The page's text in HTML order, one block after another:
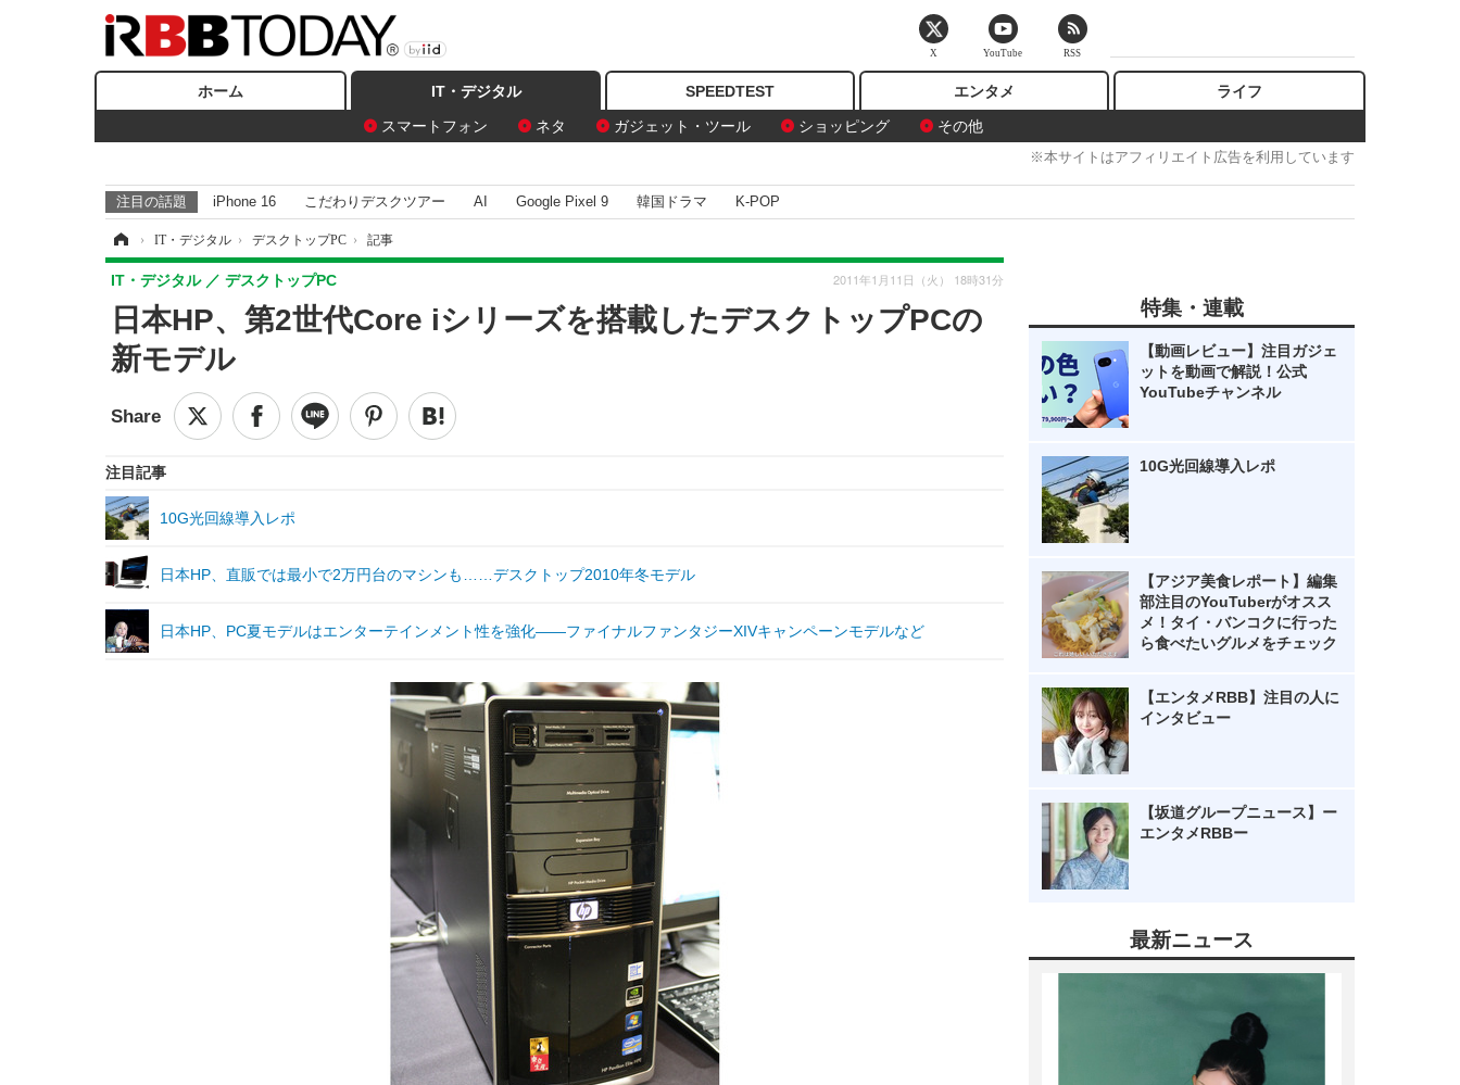
ホーム
IT・デジタル
スマートフォン
ネタ ガジェット・ツール ショッピング その他
SPEEDTEST エンタメ ライフ
※本サイトはアフィリエイト広告を利用しています
注目の話題 iPhone 16 こだわりデスクツアー AI Google Pixel 9 韓国ドラマ K-POP
› IT・デジタル › デスクトップPC › 記事
日本HP、第2世代Core iシリーズを搭載したデスクトップPCの
新モデル
IT・デジタル デスクトップPC 2011年1月11日（火） 18時31分
注目記事
10G光回線導入レポ
日本HP、直販では最小で2万円台のマシンも……デスクトップ2010年冬モデル
日本HP、PC夏モデルはエンターテインメント性を強化――ファイナルファンタジーXIVキャンペーンモデルなど
特集・連載
【動画レビュー】注目ガジェ
ットを動画で解説！公式
YouTubeチャンネル
10G光回線導入レポ
【アジア美食レポート】編集
部注目のYouTuberがオスス
メ！タイ・バンコクに行った
ら食べたいグルメをチェック
【エンタメRBB】注目の人に
インタビュー
【坂道グループニュース】ー
エンタメRBBー
最新ニュース
X YouTube RSS